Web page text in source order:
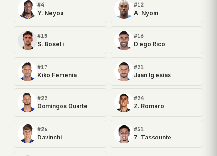
#4
Y. Neyou
#12
A. Nyom
#15
S. Boselli
#16
Diego Rico
#17
Kiko Femenía
#21
Juan Iglesias
#22
Domingos Duarte
#24
Z. Romero
#26
Davinchi
#31
Z. Tassounte